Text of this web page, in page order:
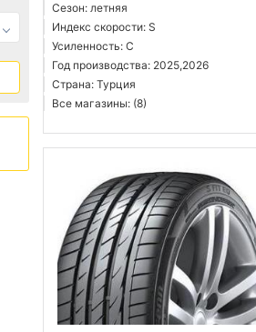
Сезон: летняя
Индекс скорости: S
Усиленность: C
Год производства: 2025,2026
Страна: Турция
Все магазины: (8)